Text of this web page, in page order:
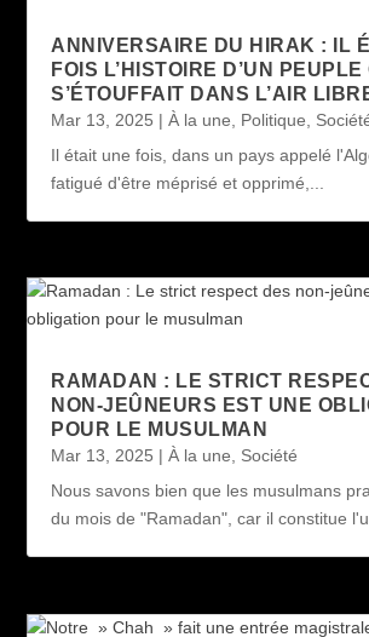
ANNIVERSAIRE DU HIRAK : IL
FOIS L’HISTOIRE D’UN PEUPLE
S’ÉTOUFFAIT DANS L’AIR
Mar 13, 2025 |À la une Politique
Il était une fois, dans un pays appelé
fatigué d'être méprisé et opprimé,...
RAMADAN : LE STRICT
NON-JEÛNEURS EST UNE
POUR LE MUSULMAN
Mar 13, 2025 |À la une, Société
Nous savons bien que les musulmans
du mois de "Ramadan", car il constitue